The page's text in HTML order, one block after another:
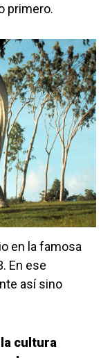
primero.
en la famosa
En ese
así sino
la cultura